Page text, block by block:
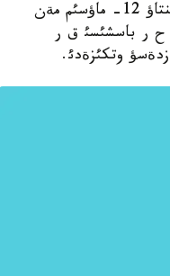
بةيجئث. 7 - ماؤسئم. قازاقپارات / رؤسلان سذلةيمةنوأ/ - ق ح ر ءتوراعاسئ حؤ جينتاؤ 12- ماؤسئم مةن
ق ح ر باسشئسئ ق ر
وتكئزةدئ.